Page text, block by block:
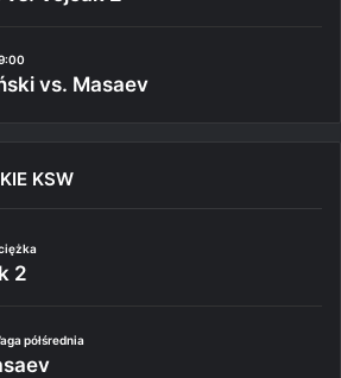
vs. Masaev
KSW
2
półśrednia